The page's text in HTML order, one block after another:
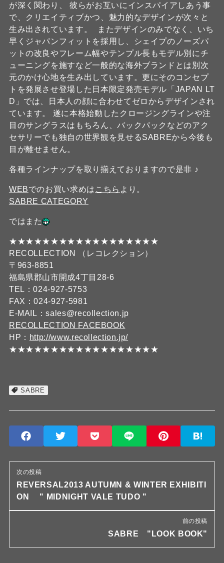
が深く関わり、 彼らがお互いにインスパイアしあう事
で、クリエイティブかつ、魅力的なデザインが次々と
生み出されています。 またデザインのみでなく、いち
早くジャパンフィットを採用し、シェイプのノーズパ
ットの改良やフレーム幅やテンプル長もモデル別にチ
ューニングを施すなど一般的な海外ブランドとは別次
元のかけ心地を生み出しています。更にそのコンセプ
トを発展させ登場した日本限定発売モデル「JAPAN LT
D」では、日本人の顔に合わせてゼロからデザインされ
ています。 遂に本格始動したクロージングラインや注
目のサングラスはもちろん、バックパックなどのアク
セサリーでも独自の世界観を見せるSABREから今後も
目が離せません。
各種ラインナップを取り揃えておりますので是非 ♪
WEBでのお買い求めは こちら より。
SABRE CATEGORY
ではまた
★★★★★★★★★★★★★★★★★★
RECOLLECTION （レコレクション）
〒963-8851
福島県郡山市開成4丁目28-6
TEL：024-927-5753
FAX：024-927-5981
E-MAIL：sales@recollection.jp
RECOLLECTION FACEBOOK
HP： http://www.recollection.jp/
★★★★★★★★★★★★★★★★★★
SABRE
次の投稿
REVERSAL2013 AUTUMN & WINTER EXHIBITI
ON " MIDNIGHT VALE TUDO "
前の投稿
SABRE "LOOK BOOK"